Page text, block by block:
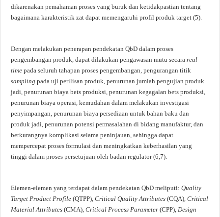
dikarenakan pemahaman proses yang buruk dan ketidakpastian tentang
bagaimana karakteristik zat dapat memengaruhi profil produk target (5).
Dengan melakukan penerapan pendekatan QbD dalam proses
pengembangan produk, dapat dilakukan pengawasan mutu secarareal
time pada seluruh tahapan proses pengembangan, pengurangan titik
sampling pada uji perilisan produk, penurunan jumlah pengujian produk
jadi, penurunan biaya bets produksi, penurunan kegagalan bets produksi,
penurunan biaya operasi, kemudahan dalam melakukan investigasi
penyimpangan, penurunan biaya persediaan untuk bahan baku dan
produk jadi, penurunan potensi permasalahan di bidang manufaktur, dan
berkurangnya komplikasi selama peninjauan, sehingga dapat
mempercepat proses formulasi dan meningkatkan keberhasilan yang
tinggi dalam proses persetujuan oleh badan regulator (6,7).
Elemen-elemen yang terdapat dalam pendekatan QbD meliputi: Quality
Target Product Profile (QTPP),Critical Quality Attributes (CQA),Critical
Material Attributes (CMA),Critical Process Parameter (CPP), Design